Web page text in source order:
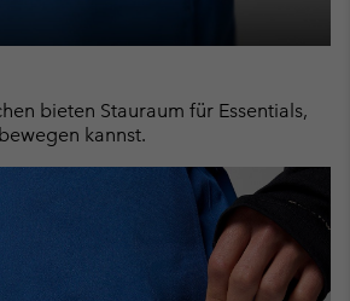
bieten Stauraum für Essentials,
kannst.